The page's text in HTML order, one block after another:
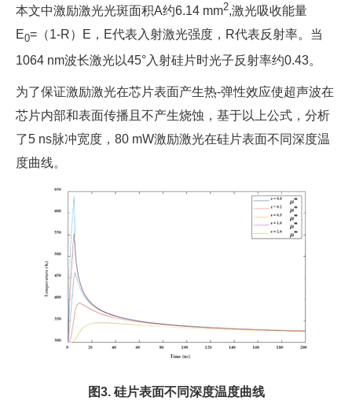
本文中激励激光光斑面积A约6.14 mm2,激光吸收能量
E0=（1-R）E，E代表入射激光强度，R代表反射率。当
1064 nm波长激光以45°入射硅片时光子反射率约0.43。
为了保证激励激光在芯片表面产生热-弹性效应使超声波在
芯片内部和表面传播且不产生烧蚀，基于以上公式，分析
了5 ns脉冲宽度，80 mW激励激光在硅片表面不同深度温
度曲线。
图3. 硅片表面不同深度温度曲线